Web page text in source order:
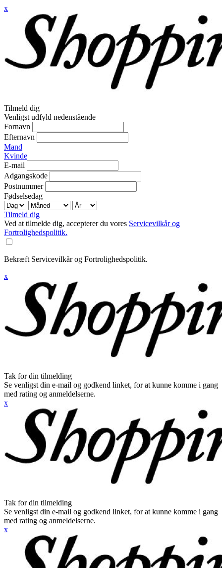
x
Tilmeld dig
Venligst udfyld nedenstående
Fornavn
Efternavn
Mand
Kvinde
E-mail
Adgangskode
Postnummer
Fødselsedag
Tilmeld dig
Ved at tilmelde dig, accepterer du vores Servicevilkår og
Fortrolighedspolitik.
Bekræft Servicevilkår og Fortrolighedspolitik.
x
Tak for din tilmelding
Se venligst din e-mail og godkend linket, for at kunne komme i gang
med rating og anmeldelserne.
x
Tak for din tilmelding
Se venligst din e-mail og godkend linket, for at kunne komme i gang
med rating og anmeldelserne.
x